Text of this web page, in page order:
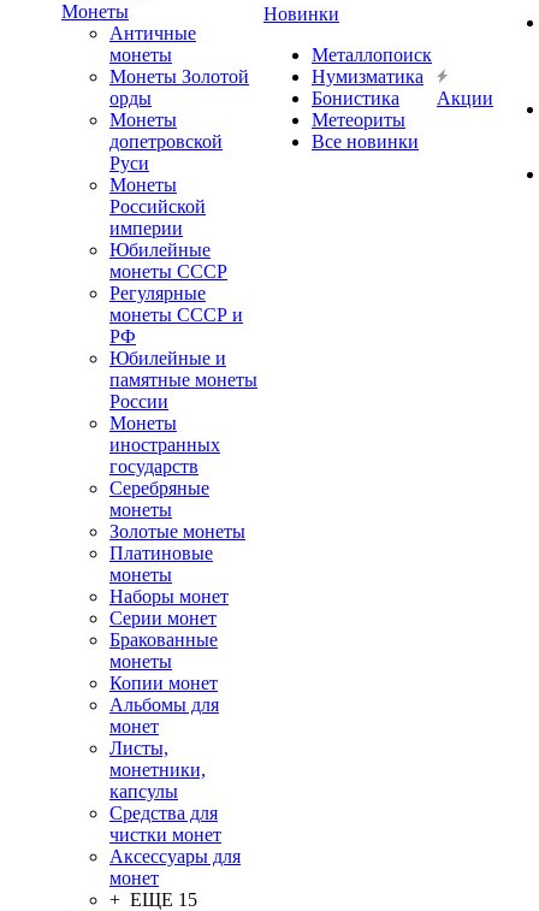
Монеты
Античные
монеты
Монеты Золотой
орды
Монеты
допетровской
Руси
Монеты
Российской
империи
Юбилейные
монеты СССР
Регулярные
монеты СССР и
РФ
Юбилейные и
памятные монеты
России
Монеты
иностранных
государств
Серебряные
монеты
Золотые монеты
Платиновые
монеты
Наборы монет
Серии монет
Бракованные
монеты
Копии монет
Альбомы для
монет
Листы,
монетники,
капсулы
Средства для
чистки монет
Аксессуары для
монет
+ ЕЩЕ 15
Новинки
Металлопоиск
Нумизматика
Бонистика
Метеориты
Все новинки
Акции